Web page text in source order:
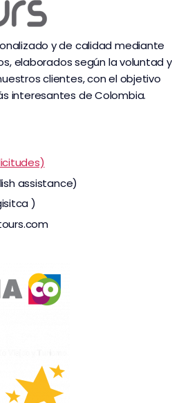
y de calidad mediante
elaborados según la voluntad y
clientes, con el objetivo
interesantes de Colombia.
assistance)
)